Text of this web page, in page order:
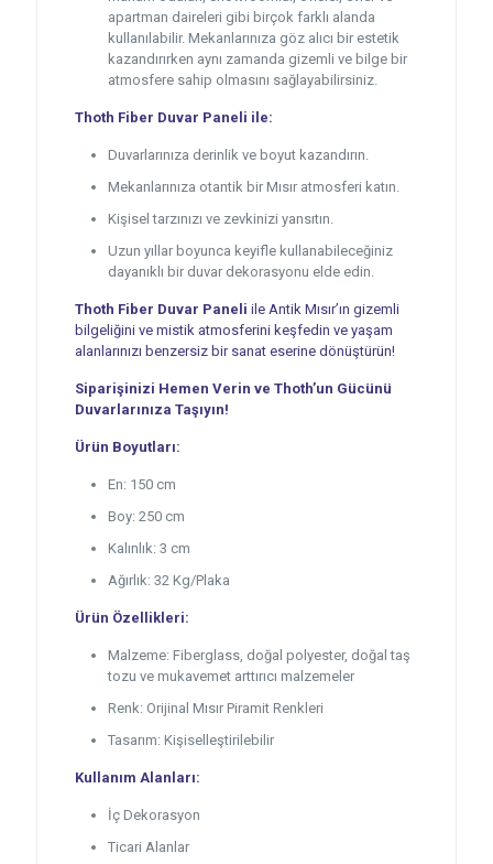
apartman daireleri gibi birçok farklı alanda
kullanılabilir. Mekanlarınıza göz alıcı bir estetik
kazandırırken aynı zamanda gizemli ve bilge bir
atmosfere sahip olmasını sağlayabilirsiniz.
Thoth Fiber Duvar Paneli ile:
Duvarlarınıza derinlik ve boyut kazandırın.
Mekanlarınıza otantik bir Mısır atmosferi katın.
Kişisel tarzınızı ve zevkinizi yansıtın.
Uzun yıllar boyunca keyifle kullanabileceğiniz
dayanıklı bir duvar dekorasyonu elde edin.
Thoth Fiber Duvar Paneli ile Antik Mısır’ın gizemli
bilgeliğini ve mistik atmosferini keşfedin ve yaşam
alanlarınızı benzersiz bir sanat eserine dönüştürün!
Siparişinizi Hemen Verin ve Thoth’un Gücünü
Duvarlarınıza Taşıyın!
Ürün Boyutları:
En: 150 cm
Boy: 250 cm
Kalınlık: 3 cm
Ağırlık: 32 Kg/Plaka
Ürün Özellikleri:
Malzeme: Fiberglass, doğal polyester, doğal taş
tozu ve mukavemet arttırıcı malzemeler
Renk: Orijinal Mısır Piramit Renkleri
Tasarım: Kişiselleştirilebilir
Kullanım Alanları:
İç Dekorasyon
Ticari Alanlar